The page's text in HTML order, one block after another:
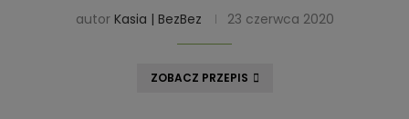
autor Kasia | BezBez 23 czerwca 2020
ZOBACZ PRZEPIS